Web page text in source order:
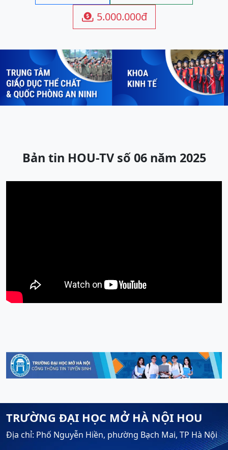
 5.000.000đ
Previous Next
Bản tin HOU-TV số 06 năm 2025
TRƯỜNG ĐẠI HỌC MỞ HÀ NỘI HOU
Địa chỉ: Phố Nguyễn Hiền, phường Bạch Mai, TP Hà Nội